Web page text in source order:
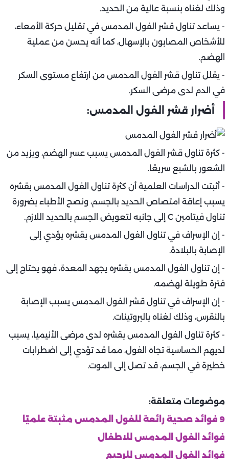
وذلك لغناه بنسبة عالية من الحديد.
- يساعد تناول قشر الفول المدمس في تقليل حركة الأمعاء،
للأشخاص المصابون بالإسهال، كما أنه يحسن من عملية
الهضم.
- يقلل تناول قشر الفول المدمس من ارتفاع مستوى السكر
في الدم لدى مرضى السكر.
أضرار قشر الفول المدمس:
- كثرة تناول قشر الفول المدمس يسبب عسر الهضم، ويزيد من
الشعور بالشبع سريعًا.
- أثبتت الدراسات العلمية أن كثرة تناول الفول المدمس بقشره
يسبب إعاقة امتصاص الحديد بالجسم، ونصح الأطباء بضرورة
تناول فيتامين C إلى جانبه لتعويض الجسم بالحديد اللازم.
- إن الإسراف في تناول الفول المدمس بقشره يؤدي إلى
الإصابة بالبلادة.
- إن تناول الفول المدمس بقشره يجهد المعدة، فهو يحتاج إلى
فترة طويلة لهضمه.
- إن الإسراف في تناول قشر الفول المدمس يسبب الإصابة
بالنقرس، وذلك لغناه بالبروتينات.
- كثرة تناول الفول المدمس بقشره لدى مرضى الأنيميا، يسبب
لديهم الحساسية تجاه الفول، مما قد تؤدي إلى اضطرابات
خطيرة في الجسم، قد تصل إلى الموت.
موضوعات متعلقة:
9 فوائد صحية رائعة للفول المدمس مثبتة علميًا
فوائد الفول المدمس للاطفال
فوائد الفول المدمس للرجيم